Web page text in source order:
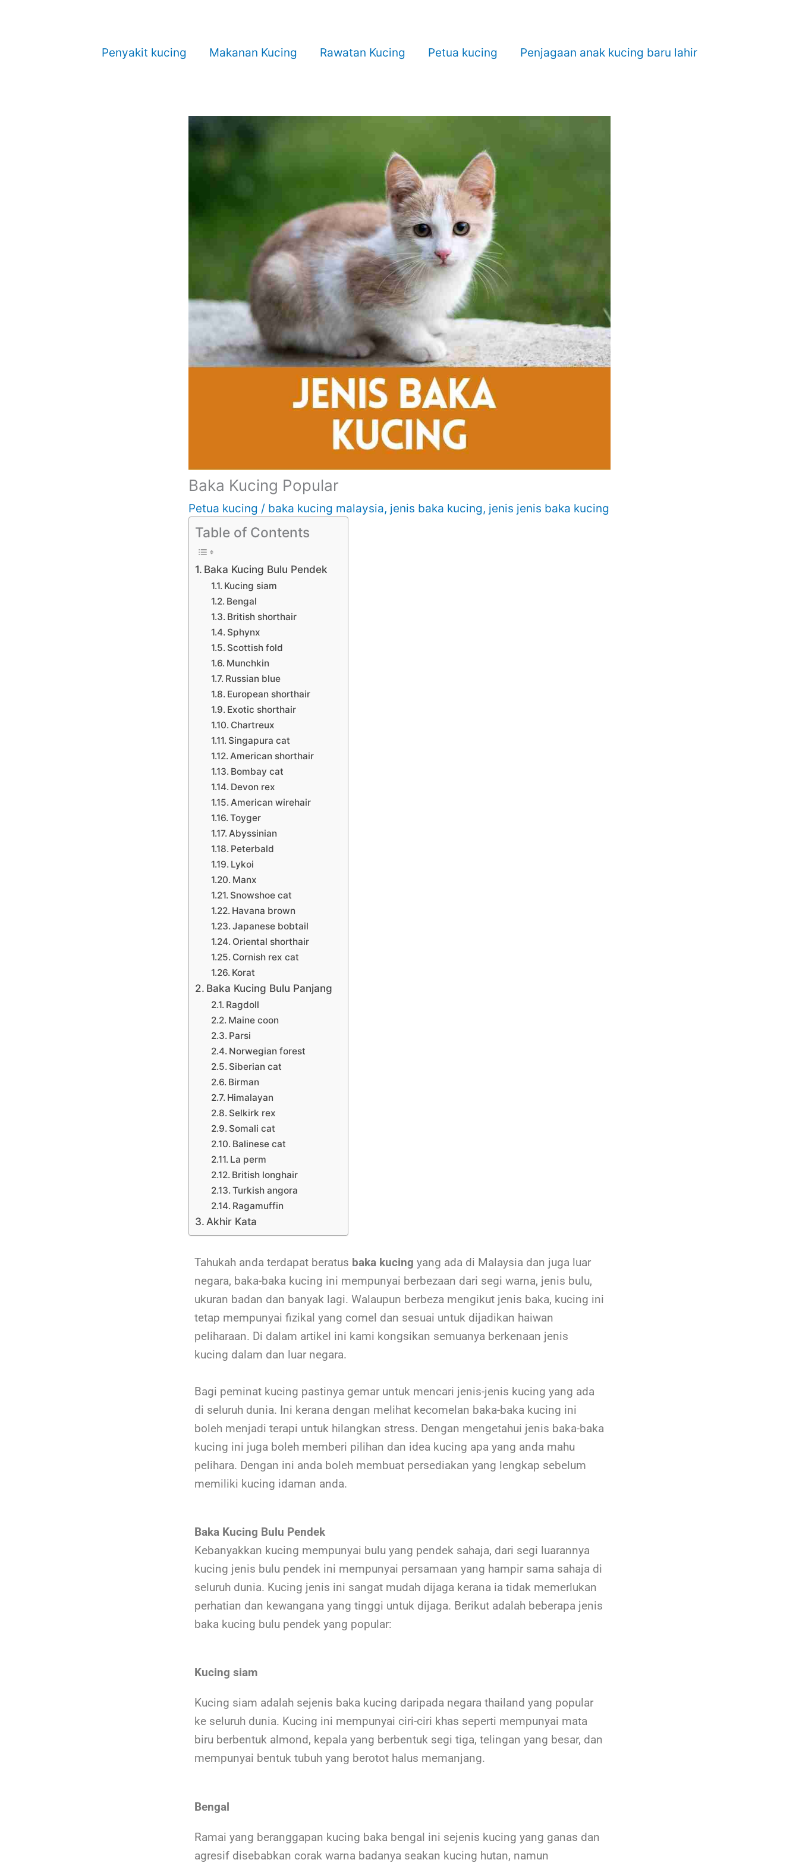
Penyakit kucing Makanan Kucing Rawatan Kucing Petua kucing Penjagaan anak kucing baru lahir
Baka Kucing Popular
Petua kucing / baka kucing malaysia, jenis baka kucing, jenis jenis baka kucing
Table of Contents
Baka Kucing Bulu Pendek
Kucing siam
Bengal
British shorthair
Sphynx
Scottish fold
Munchkin
Russian blue
European shorthair
Exotic shorthair
Chartreux
Singapura cat
American shorthair
Bombay cat
Devon rex
American wirehair
Toyger
Abyssinian
Peterbald
Lykoi
Manx
Snowshoe cat
Havana brown
Japanese bobtail
Oriental shorthair
Cornish rex cat
Korat
Baka Kucing Bulu Panjang
Ragdoll
Maine coon
Parsi
Norwegian forest
Siberian cat
Birman
Himalayan
Selkirk rex
Somali cat
Balinese cat
La perm
British longhair
Turkish angora
Ragamuffin
Akhir Kata
Tahukah anda terdapat beratus baka kucing yang ada di Malaysia dan juga luar
negara, baka-baka kucing ini mempunyai berbezaan dari segi warna, jenis bulu,
ukuran badan dan banyak lagi. Walaupun berbeza mengikut jenis baka, kucing ini
tetap mempunyai fizikal yang comel dan sesuai untuk dijadikan haiwan
peliharaan. Di dalam artikel ini kami kongsikan semuanya berkenaan jenis
kucing dalam dan luar negara.
Bagi peminat kucing pastinya gemar untuk mencari jenis-jenis kucing yang ada
di seluruh dunia. Ini kerana dengan melihat kecomelan baka-baka kucing ini
boleh menjadi terapi untuk hilangkan stress. Dengan mengetahui jenis baka-baka
kucing ini juga boleh memberi pilihan dan idea kucing apa yang anda mahu
pelihara. Dengan ini anda boleh membuat persediakan yang lengkap sebelum
memiliki kucing idaman anda.
Baka Kucing Bulu Pendek
Kebanyakkan kucing mempunyai bulu yang pendek sahaja, dari segi luarannya
kucing jenis bulu pendek ini mempunyai persamaan yang hampir sama sahaja di
seluruh dunia. Kucing jenis ini sangat mudah dijaga kerana ia tidak memerlukan
perhatian dan kewangana yang tinggi untuk dijaga. Berikut adalah beberapa jenis
baka kucing bulu pendek yang popular:
Kucing siam
Kucing siam adalah sejenis baka kucing daripada negara thailand yang popular
ke seluruh dunia. Kucing ini mempunyai ciri-ciri khas seperti mempunyai mata
biru berbentuk almond, kepala yang berbentuk segi tiga, telingan yang besar, dan
mempunyai bentuk tubuh yang berotot halus memanjang.
Bengal
Ramai yang beranggapan kucing baka bengal ini sejenis kucing yang ganas dan
agresif disebabkan corak warna badanya seakan kucing hutan, namun